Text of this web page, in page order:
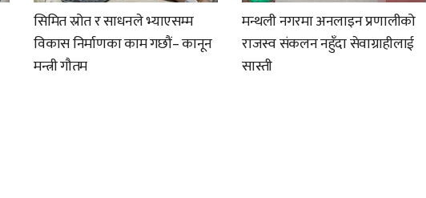
सिमित स्रोत र साधनले भ्याएसम्म
विकास निर्माणका काम गछौं– कानून
मन्त्री गौतम
मन्थली नगरमा अनलाइन प्रणालीको
राजस्व संकलन नहुँदा सेवाग्राहीलाई
सास्ती